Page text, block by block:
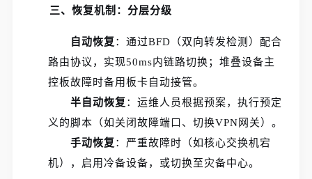
三、恢复机制：分层分级
自动恢复 ：通过BFD（双向转发检测）配合
路由协议，实现50ms内链路切换；堆叠设备主
控板故障时备用板卡自动接管。
半自动恢复 ：运维人员根据预案，执行预定
义的脚本（如关闭故障端口、切换VPN网关）。
手动恢复 ：严重故障时（如核心交换机宕
机），启用冷备设备，或切换至灾备中心。